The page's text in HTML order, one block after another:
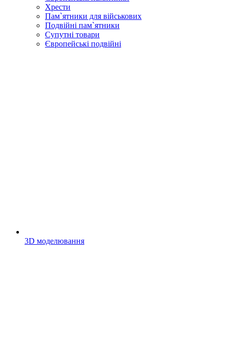
Хрести
Пам`ятники для військових
Подвійні пам`ятники
Супутні товари
Європейські подвійні
3D моделювання